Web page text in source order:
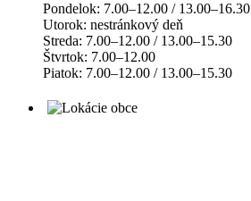
Pondelok: 7.00–12.00 / 13.00–16.30
Utorok: nestránkový deň
Streda: 7.00–12.00 / 13.00–15.30
Štvrtok: 7.00–12.00
Piatok: 7.00–12.00 / 13.00–15.30